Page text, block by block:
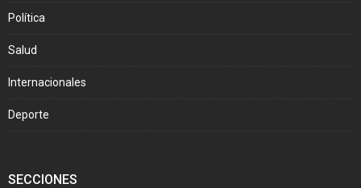
Política
Salud
Internacionales
Deporte
SECCIONES